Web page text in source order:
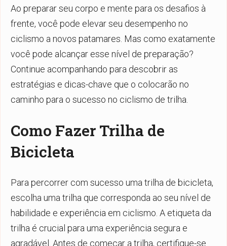
Ao preparar seu corpo e mente para os desafios à
frente, você pode elevar seu desempenho no
ciclismo a novos patamares. Mas como exatamente
você pode alcançar esse nível de preparação?
Continue acompanhando para descobrir as
estratégias e dicas-chave que o colocarão no
caminho para o sucesso no ciclismo de trilha.
Como Fazer Trilha de
Bicicleta
Para percorrer com sucesso uma trilha de bicicleta,
escolha uma trilha que corresponda ao seu nível de
habilidade e experiência em ciclismo. A etiqueta da
trilha é crucial para uma experiência segura e
agradável. Antes de começar a trilha, certifique-se